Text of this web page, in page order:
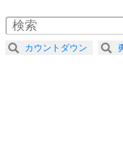
4 器の
プラ
2.0倍速 （292KB
2.5倍速 （234KB
3.0倍速 （195KB
カウントダウン